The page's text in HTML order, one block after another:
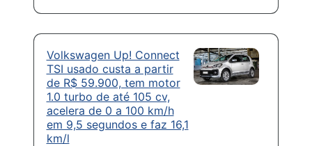
Volkswagen Up! Connect
TSI usado custa a partir
de R$ 59.900, tem motor
1.0 turbo de até 105 cv,
acelera de 0 a 100 km/h
em 9,5 segundos e faz 16,1
km/l